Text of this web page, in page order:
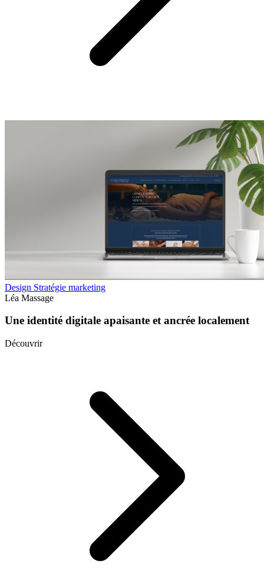
Design Stratégie marketing
Léa Massage
Une identité digitale apaisante et ancrée localement
Découvrir